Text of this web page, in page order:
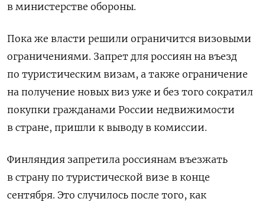
в министерстве обороны.
Пока же власти решили ограничится визовыми
ограничениями. Запрет для россиян на въезд
по туристическим визам, а также ограничение
на получение новых виз уже и без того сократил
покупки гражданами России недвижимости
в стране, пришли к выводу в комиссии.
Финляндия запретила россиянам въезжать
в страну по туристической визе в конце
сентября. Это случилось после того, как